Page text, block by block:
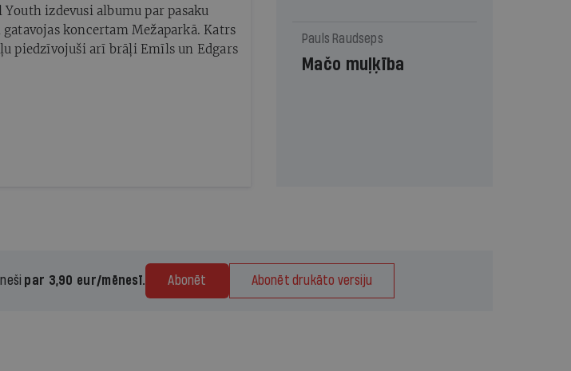
Youth izdevusi albumu par pasaku
koncertam Mežaparkā. Katrs
piedzīvojuši arī brāļi Emīls un Edgars
Pauls Raudseps
Mačo muļķība
par 3,90 eur/mēnesī. Abonēt Abonēt drukāto versiju